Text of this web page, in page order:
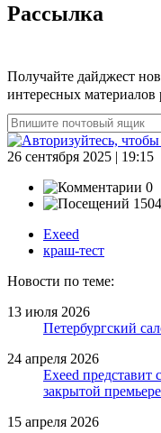
Рассылка
Получайте дайджест
интересных
26 сентября 2025 | 19:15
0
1504
Exeed
краш-тест
Новости по теме:
13 июля 2026
Петербургский
24 апреля 2026
Exeed представит
закрытой
15 апреля 2026